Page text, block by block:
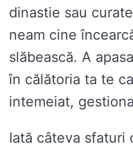
dinastie sau
neam cine
slăbească. A
în călătoria ta te
intemeiat,
Iată câteva sfaturi